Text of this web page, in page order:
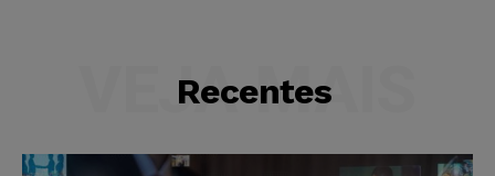
Recentes
VEJA MAIS